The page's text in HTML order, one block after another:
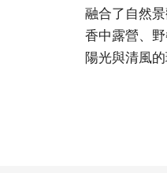
融合了自然
香中露營、
陽光與清風的